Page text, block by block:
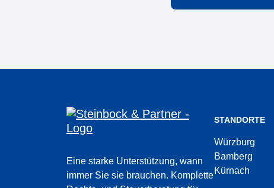
Eine starke Unterstützung, wann
immer Sie sie brauchen. Komplette
STANDORTE
Würzburg
Bamberg
Kürnach